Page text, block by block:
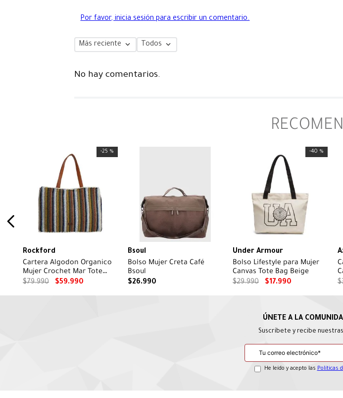
Por favor, inicia sesión para escribir un comentario.
Más reciente Todos
No hay comentarios.
-25 %
Rockford
Cartera Algodon Organico
Mujer Crochet Mar Tote
Multicolor Rockford
$79.990 $59.990
Bsoul
Bolso Mujer Creta Café
Bsoul
$26.990
-40 %
Under Armour
Bolso Lifestyle para Mujer
Canvas Tote Bag Beige
$29.990 $17.990
$
Suscríbete y recibe
He leído y acepto las Políticas